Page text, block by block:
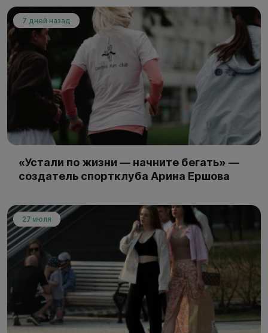
7 дней назад
«Устали по жизни — начните бегать» —
создатель спортклуба Арина Ершова
27 июля